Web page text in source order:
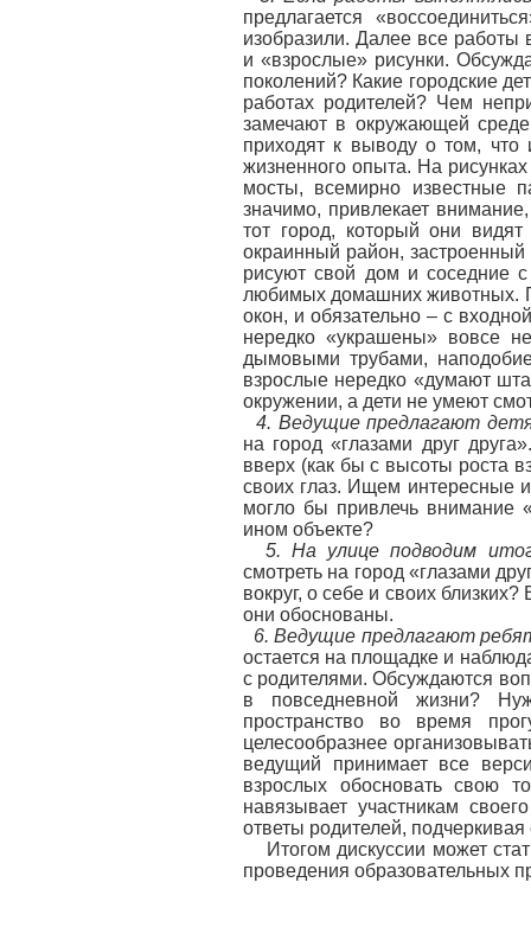
предлагается
изобразили. Далее все работы
и «взрослые» рисунки.
поколений? Какие городские
работах родителей? Чем
замечают в окружающей среде
приходят к выводу о том, что
жизненного опыта. На
мосты, всемирно известные
значимо, привлекает
тот город, который они
окраинный район,
рисуют свой дом и соседние
любимых домашних животных.
окон, и обязательно – с
нередко «украшены» вовсе
дымовыми трубами,
взрослые нередко «думают
окружении, а дети не умеют
4. Ведущие предлагают
на город «глазами друг
вверх (как бы с высоты роста
своих глаз. Ищем интересные
могло бы привлечь внимание
ином объекте?
5. На улице подводим
смотреть на город «глазами
вокруг, о себе и своих
они обоснованы.
6. Ведущие предлагают
остается на площадке и
с родителями. Обсуждаются
в повседневной жизни?
пространство во время
целесообразнее
ведущий принимает все
взрослых обосновать свою
навязывает участникам
ответы родителей,
Итогом дискуссии может
проведения образовательных